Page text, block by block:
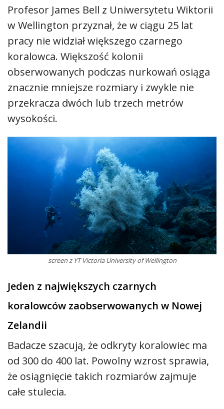
Profesor James Bell z Uniwersytetu Wiktorii
w Wellington przyznał, że w ciągu 25 lat
pracy nie widział większego czarnego
koralowca. Większość kolonii
obserwowanych podczas nurkowań osiąga
znacznie mniejsze rozmiary i zwykle nie
przekracza dwóch lub trzech metrów
wysokości.
screen z YT Victoria University of Wellington
Jeden z największych czarnych
koralowców zaobserwowanych w Nowej
Zelandii
Badacze szacują, że odkryty koralowiec ma
od 300 do 400 lat. Powolny wzrost sprawia,
że osiągnięcie takich rozmiarów zajmuje
całe stulecia.